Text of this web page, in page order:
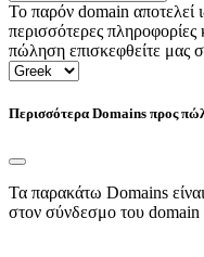
Το παρόν domain αποτελεί
περισσότερες πληροφορίες
πώληση επισκεφθείτε μας
Περισσότερα Domains προς
Τα παρακάτω Domains
στον σύνδεσμο του domain